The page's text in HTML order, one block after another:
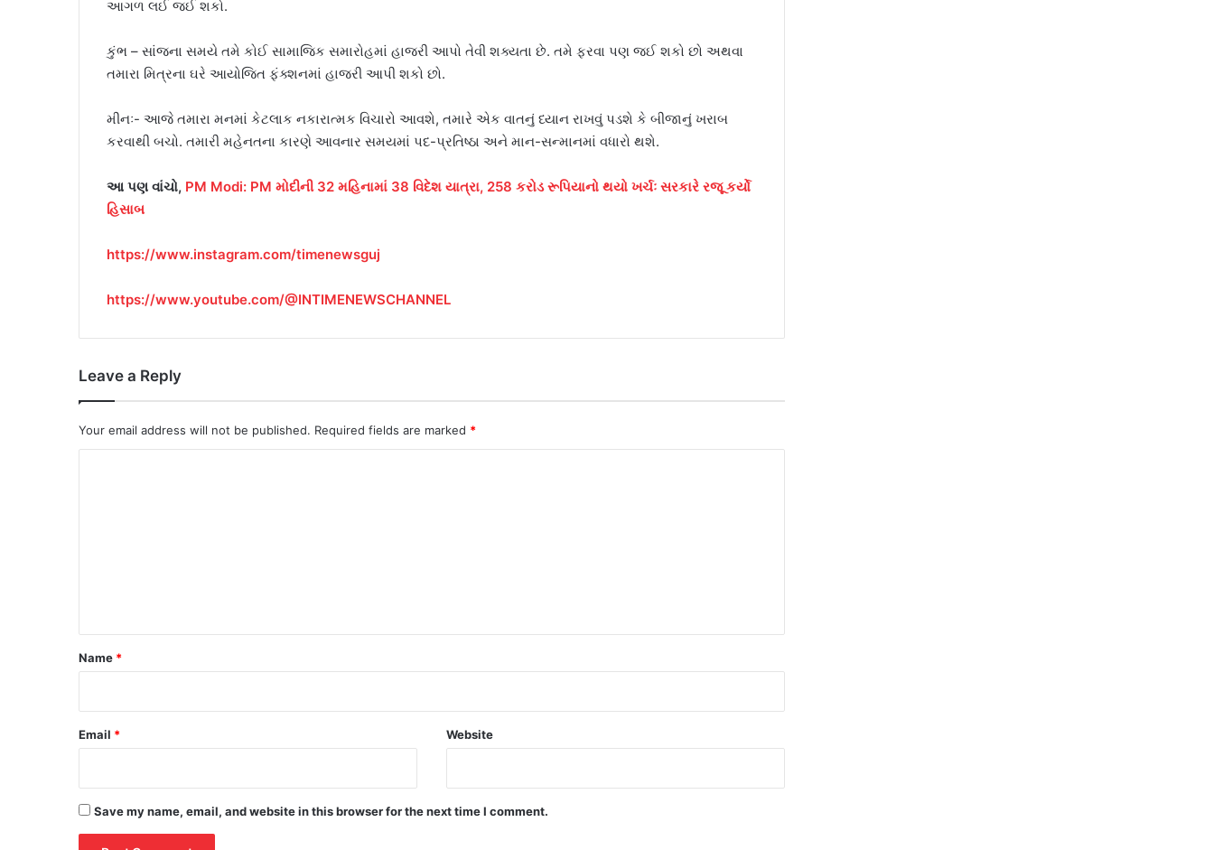
આગળ લઈ જઈ શકો.
કુંભ – સાંજના સમયે તમે કોઈ સામાજિક સમારોહમાં હાજરી આપો તેવી શક્યતા છે. તમે ફરવા પણ જઈ શકો છો અથવા
તમારા મિત્રના ઘરે આયોજિત ફંક્શનમાં હાજરી આપી શકો છો.
મીનઃ- આજે તમારા મનમાં કેટલાક નકારાત્મક વિચારો આવશે, તમારે એક વાતનું ધ્યાન રાખવું પડશે કે બીજાનું ખરાબ
કરવાથી બચો. તમારી મહેનતના કારણે આવનાર સમયમાં પદ-પ્રતિષ્ઠા અને માન-સન્માનમાં વધારો થશે.
આ પણ વાંચો, PM Modi: PM મોદીની 32 મહિનામાં 38 વિદેશ યાત્રા, 258 કરોડ રૂપિયાનો થયો ખર્ચઃ સરકારે રજૂ કર્યો
હિસાબ
https://www.instagram.com/timenewsguj
https://www.youtube.com/@INTIMENEWSCHANNEL
Leave a Reply
Your email address will not be published. Required fields are marked *
*
Name *
Email * Website
Save my name, email, and website in this browser for the next time I comment.